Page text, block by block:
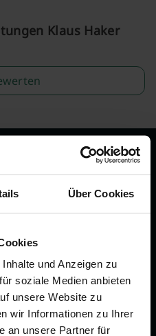
Über Cookies
und Anzeigen zu
soziale Medien anbieten
unsere Website zu
wir Informationen zu Ihrer
an unsere Partner für
Klaus Haker
rund
&
lassen
FÜR BESTATTER
Online-Portal